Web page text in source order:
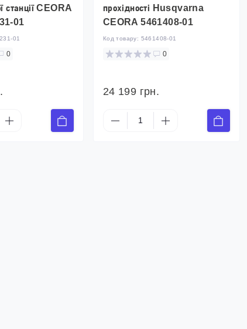
станції CEORA
01
01
0
прохідності Husqvarna
CEORA 5461408-01
Код товару: 5461408-01
0
24 199 грн.